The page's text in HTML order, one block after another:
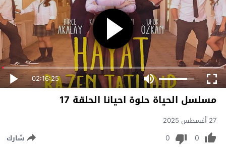
02:16:25
مسلسل الحياة حلوة احيانا الحلقة 17
27 أغسطس 2025
0
0 شارك